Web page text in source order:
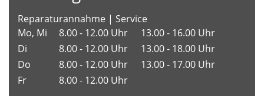
Reparaturannahme | Service
Mo, Mi
8.00 - 12.00 Uhr
13.00 - 16.00 Uhr
Di
8.00 - 12.00 Uhr
13.00 - 18.00 Uhr
Do
8.00 - 12.00 Uhr
13.00 - 17.00 Uhr
Fr
8.00 - 12.00 Uhr